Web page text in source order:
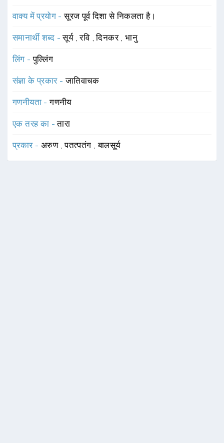
वाक्य में प्रयोग -सूरज पूर्व दिशा से निकलता है।
समानार्थी शब्द -सूर्य ,रवि ,दिनकर ,भानु
लिंग -पुल्लिंग
संज्ञा के प्रकार -जातिवाचक
गणनीयता -गणनीय
एक तरह का -तारा
प्रकार - अरुण ,पतत्पतंग ,बालसूर्य